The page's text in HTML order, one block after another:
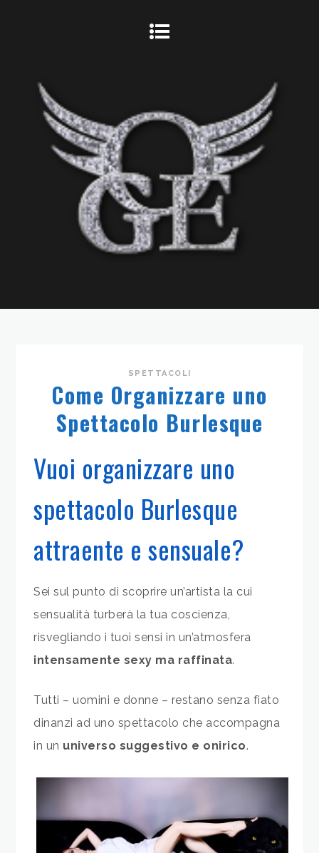
SPETTACOLI
Come Organizzare uno
Spettacolo Burlesque
Vuoi organizzare uno
spettacolo Burlesque
attraente e sensuale?
Sei sul punto di scoprire un’artista la cui
sensualità turberà la tua coscienza,
risvegliando i tuoi sensi in un’atmosfera
intensamente sexy ma raffinata.
Tutti – uomini e donne – restano senza fiato
dinanzi ad uno spettacolo che accompagna
in un universo suggestivo e onirico.